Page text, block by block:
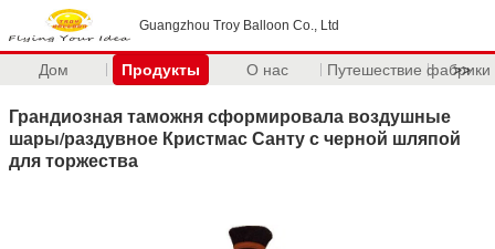
Guangzhou Troy Balloon Co., Ltd
Дом Продукты О нас Путешествие фабрики
>>
Грандиозная таможня сформировала воздушные
шары/раздувное Кристмас Санту с черной шляпой
для торжества